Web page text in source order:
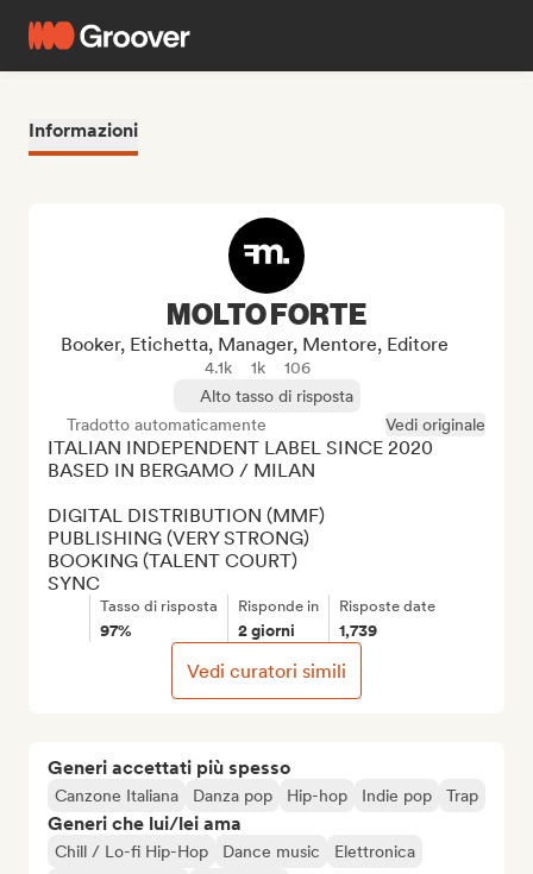
Informazioni
Generi accettati più spesso
Canzone Italiana Danza pop Hip-hop Indie pop Trap
Generi che lui/lei ama
Chill / Lo-fi Hip-Hop Dance music
Elettronica
MOLTO FORTE
Booker, Etichetta, Manager, Mentore, Editore
4.1k 1k
106
Alto tasso di risposta
Tradotto automaticamente
Vedi originale
ITALIAN INDEPENDENT LABEL SINCE 2020
BASED IN BERGAMO / MILAN
DIGITAL DISTRIBUTION (MMF)
PUBLISHING (VERY STRONG)
BOOKING (TALENT COURT)
SYNC
Tasso di risposta
97%
Risponde in
2 giorni
Risposte date
1,739
Vedi curatori simili